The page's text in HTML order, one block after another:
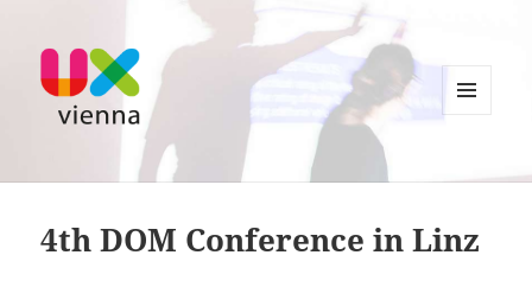
UXvienna
4th DOM Conference in Linz